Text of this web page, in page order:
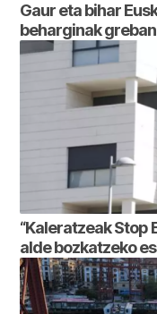
Gaur eta bihar
beharginak greban
“Kaleratzeak Stop
alde bozkatzeko